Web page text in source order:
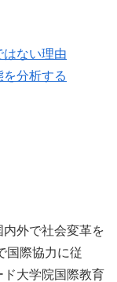
ない理由
分析する
内外で社会変革を
国際協力に従
大学院国際教育